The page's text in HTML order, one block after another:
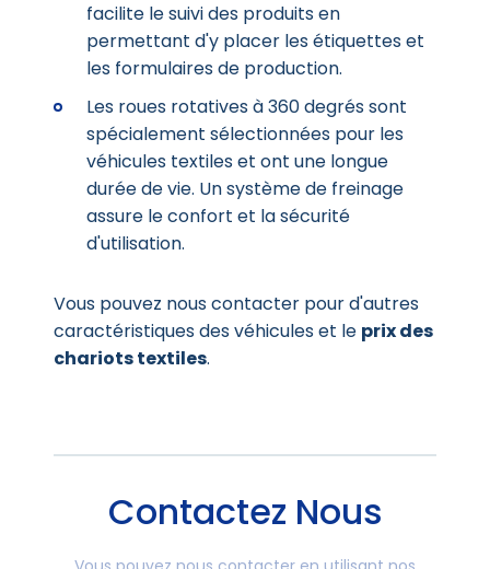
facilite le suivi des produits en
permettant d'y placer les étiquettes et
les formulaires de production.
Les roues rotatives à 360 degrés sont
spécialement sélectionnées pour les
véhicules textiles et ont une longue
durée de vie. Un système de freinage
assure le confort et la sécurité
d'utilisation.
Vous pouvez nous contacter pour d'autres
caractéristiques des véhicules et le prix des
chariots textiles.
Contactez Nous